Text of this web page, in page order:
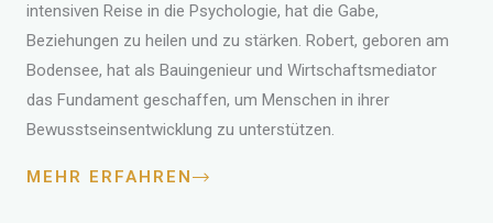
intensiven Reise in die Psychologie, hat die Gabe,
Beziehungen zu heilen und zu stärken. Robert, geboren am
Bodensee, hat als Bauingenieur und Wirtschaftsmediator
das Fundament geschaffen, um Menschen in ihrer
Bewusstseinsentwicklung zu unterstützen.
MEHR ERFAHREN